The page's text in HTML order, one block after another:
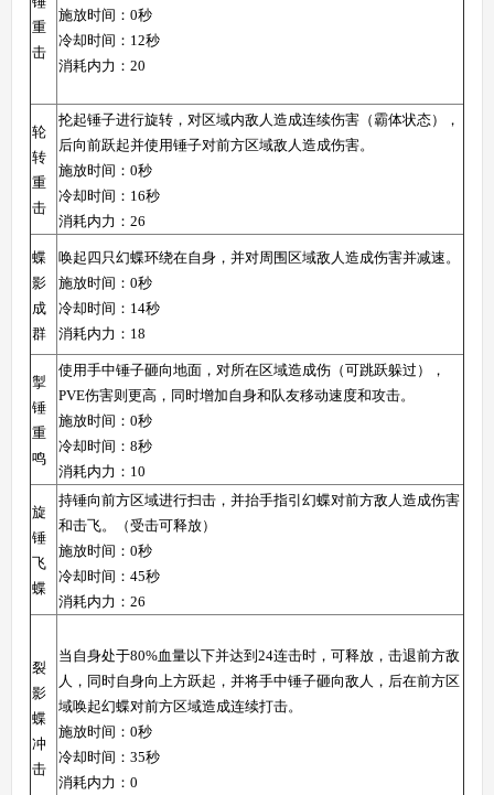
神将世界手机版 搜 手
重
击
施放时间：0秒
冷却时间：12秒
消耗内力：20
轮
转
重
击
抡起锤子进行旋转，对区域内敌人造成连续伤害（霸体状态），
后向前跃起并使用锤子对前方区域敌人造成伤害。
施放时间：0秒
冷却时间：16秒
消耗内力：26
蝶
影
成
群
唤起四只幻蝶环绕在自身，并对周围区域敌人造成伤害并减速。
施放时间：0秒
冷却时间：14秒
消耗内力：18
掣
锤
重
鸣
使用手中锤子砸向地面，对所在区域造成伤（可跳跃躲过），
PVE伤害则更高，同时增加自身和队友移动速度和攻击。
施放时间：0秒
冷却时间：8秒
消耗内力：10
旋
锤
飞
蝶
持锤向前方区域进行扫击，并抬手指引幻蝶对前方敌人造成伤害
和击飞。（受击可释放）
施放时间：0秒
冷却时间：45秒
消耗内力：26
裂
影
蝶
冲
击
当自身处于80%血量以下并达到24连击时，可释放，击退前方敌
人，同时自身向上方跃起，并将手中锤子砸向敌人，后在前方区
域唤起幻蝶对前方区域造成连续打击。
施放时间：0秒
冷却时间：35秒
消耗内力：0